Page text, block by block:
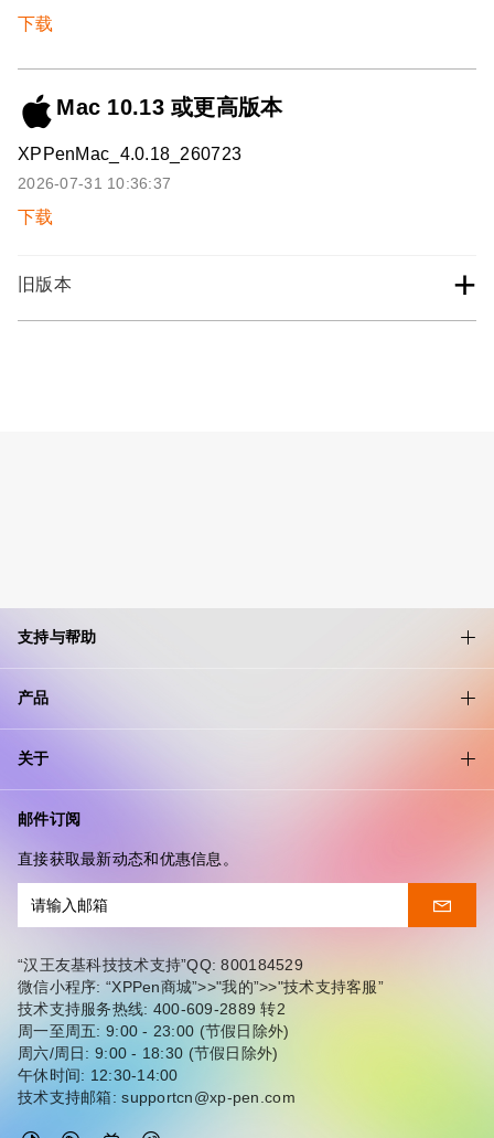
下载
Mac 10.13 或更高版本
XPPenMac_4.0.18_260723
2026-07-31 10:36:37
下载
旧版本 +
支持与帮助
产品
关于
邮件订阅
直接获取最新动态和优惠信息。
“汉王友基科技技术支持”QQ: 800184529
微信小程序: “XPPen商城”>>"我的”>>"技术支持客服”
技术支持服务热线: 400-609-2889 转2
周一至周五: 9:00 - 23:00 (节假日除外)
周六/周日: 9:00 - 18:30 (节假日除外)
午休时间: 12:30-14:00
技术支持邮箱: supportcn@xp-pen.com